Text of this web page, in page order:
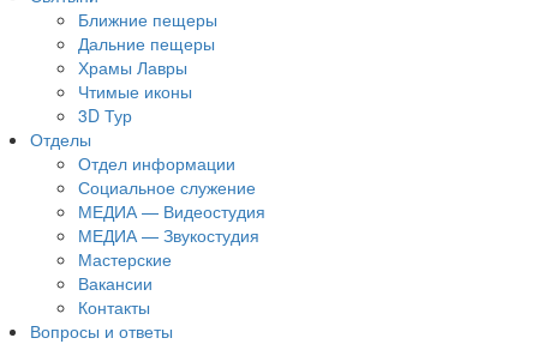
Ближние пещеры
Дальние пещеры
Храмы Лавры
Чтимые иконы
3D Тур
Отделы
Отдел информации
Социальное служение
МЕДИА — Видеостудия
МЕДИА — Звукостудия
Мастерские
Вакансии
Контакты
Вопросы и ответы